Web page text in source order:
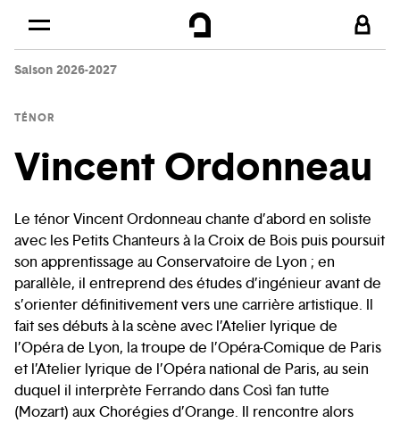
Skip to
Saison 2026-2027
TÉNOR
Vincent Ordonneau
Le ténor Vincent Ordonneau chante d’abord en soliste
avec les Petits Chanteurs à la Croix de Bois puis poursuit
son apprentissage au Conservatoire de Lyon ; en
parallèle, il entreprend des études d’ingénieur avant de
s’orienter définitivement vers une carrière artistique. Il
fait ses débuts à la scène avec l’Atelier lyrique de
l’Opéra de Lyon, la troupe de l’Opéra-Comique de Paris
et l’Atelier lyrique de l’Opéra national de Paris, au sein
duquel il interprète Ferrando dans Così fan tutte
(Mozart) aux Chorégies d’Orange. Il rencontre alors